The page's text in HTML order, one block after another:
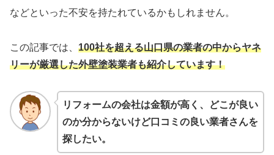
などといった不安を持たれているかもしれません。
この記事では、 100社を超える山口県の業者の中からヤネ
リーが厳選した外壁塗装業者も紹介しています！
リフォームの会社は金額が高く、どこが良い
のか分からないけど口コミの良い業者さんを
探したい。